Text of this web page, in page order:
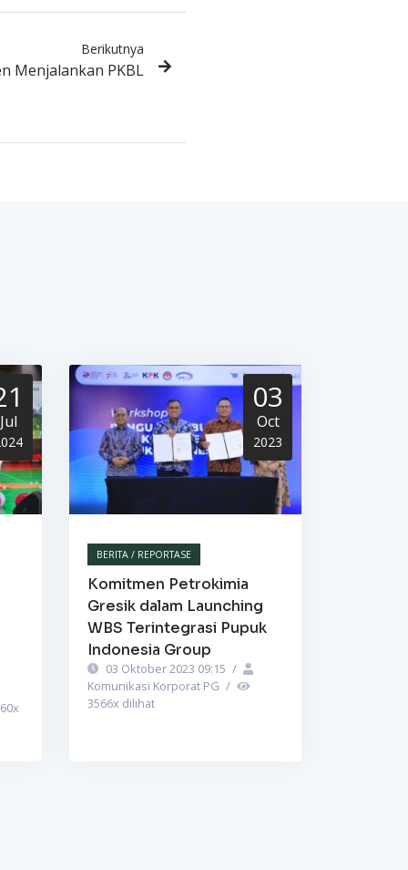
Berikutnya
Menjalankan PKBL
Jul
x
03
Oct
2023
BERITA / REPORTASE
Komitmen Petrokimia
Gresik dalam Launching
WBS Terintegrasi Pupuk
Indonesia Group
03 Oktober 2023 09:15 /
Komunikasi Korporat PG /
3566x dilihat